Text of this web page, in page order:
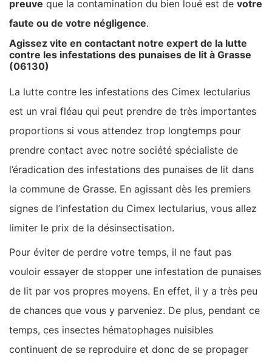
preuve que la contamination du bien loué est de votre
faute ou de votre négligence.
Agissez vite en contactant notre expert de la lutte
contre les infestations des punaises de lit à Grasse
(06130)
La lutte contre les infestations des Cimex lectularius
est un vrai fléau qui peut prendre de très importantes
proportions si vous attendez trop longtemps pour
prendre contact avec notre société spécialiste de
l’éradication des infestations des punaises de lit dans
la commune de Grasse. En agissant dès les premiers
signes de l’infestation du Cimex lectularius, vous allez
limiter le prix de la désinsectisation.
Pour éviter de perdre votre temps, il ne faut pas
vouloir essayer de stopper une infestation de punaises
de lit par vos propres moyens. En effet, il y a très peu
de chances que vous y parveniez. De plus, pendant ce
temps, ces insectes hématophages nuisibles
continuent de se reproduire et donc de se propager